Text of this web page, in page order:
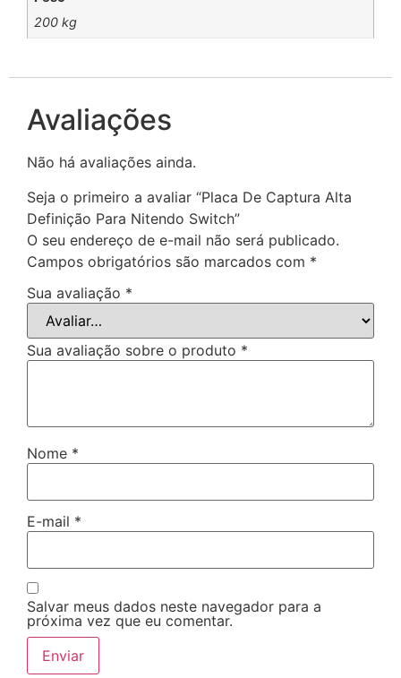
200 kg
Avaliações
Não há avaliações ainda.
Seja o primeiro a avaliar “Placa De Captura Alta
Definição Para Nitendo Switch”
O seu endereço de e-mail não será publicado.
Campos obrigatórios são marcados com *
Sua avaliação *
Sua avaliação sobre o produto *
Nome *
E-mail *
Salvar meus dados neste navegador para a
próxima vez que eu comentar.